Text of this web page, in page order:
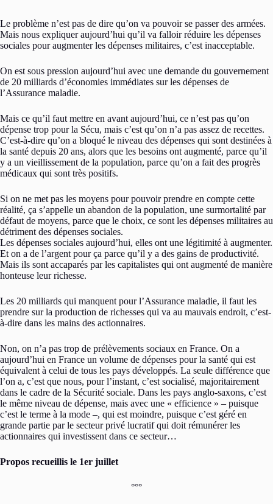
Le problème n’est pas de dire qu’on va pouvoir se passer des armées.
Mais nous expliquer aujourd’hui qu’il va falloir réduire les dépenses
sociales pour augmenter les dépenses militaires, c’est inacceptable.
On est sous pression aujourd’hui avec une demande du gouvernement
de 20 milliards d’économies immédiates sur les dépenses de
l’Assurance maladie.
Mais ce qu’il faut mettre en avant aujourd’hui, ce n’est pas qu’on
dépense trop pour la Sécu, mais c’est qu’on n’a pas assez de recettes.
C’est-à-dire qu’on a bloqué le niveau des dépenses qui sont destinées à
la santé depuis 20 ans, alors que les besoins ont augmenté, parce qu’il
y a un vieillissement de la population, parce qu’on a fait des progrès
médicaux qui sont très positifs.
Si on ne met pas les moyens pour pouvoir prendre en compte cette
réalité, ça s’appelle un abandon de la population, une surmortalité par
défaut de moyens, parce que le choix, ce sont les dépenses militaires au
détriment des dépenses sociales.
Les dépenses sociales aujourd’hui, elles ont une légitimité à augmenter.
Et on a de l’argent pour ça parce qu’il y a des gains de productivité.
Mais ils sont accaparés par les capitalistes qui ont augmenté de manière
honteuse leur richesse.
Les 20 milliards qui manquent pour l’Assurance maladie, il faut les
prendre sur la production de richesses qui va au mauvais endroit, c’est-
à-dire dans les mains des actionnaires.
Non, on n’a pas trop de prélèvements sociaux en France. On a
aujourd’hui en France un volume de dépenses pour la santé qui est
équivalent à celui de tous les pays développés. La seule différence que
l’on a, c’est que nous, pour l’instant, c’est socialisé, majoritairement
dans le cadre de la Sécurité sociale. Dans les pays anglo-saxons, c’est
le même niveau de dépense, mais avec une « efficience » – puisque
c’est le terme à la mode –, qui est moindre, puisque c’est géré en
grande partie par le secteur privé lucratif qui doit rémunérer les
actionnaires qui investissent dans ce secteur…
Propos recueillis le 1er juillet
°°°